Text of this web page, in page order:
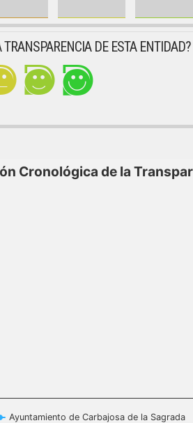
DE ESTA ENTIDAD?
Cronológica de la
Ayuntamiento de Carbajosa de la Sagrada